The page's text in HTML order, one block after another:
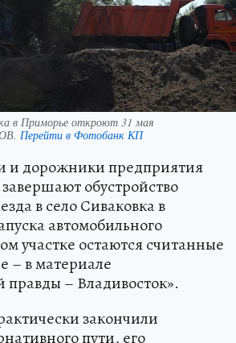
в Приморье откроют 31 мая
Перейти в Фотобанк КП
и дорожники предприятия
обустройство
в село Сиваковка в
автомобильного
участке остаются считанные
– в материале
правды – Владивосток».
закончили
пути, его